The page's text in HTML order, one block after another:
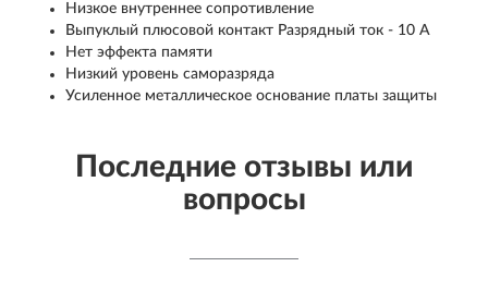
Низкое внутреннее сопротивление
Выпуклый плюсовой контакт Разрядный ток - 10 А
Нет эффекта памяти
Низкий уровень саморазряда
Усиленное металлическое основание платы защиты
Последние отзывы или
вопросы